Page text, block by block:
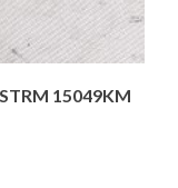
15049KM